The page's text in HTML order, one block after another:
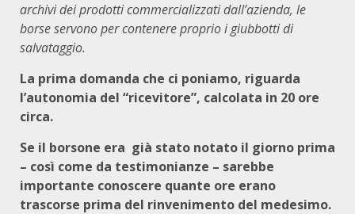
archivi dei prodotti commercializzati dall’azienda, le
borse servono per contenere proprio i giubbotti di
salvataggio.
La prima domanda che ci poniamo, riguarda
l’autonomia del “ricevitore”, calcolata in 20 ore
circa.
Se il borsone era già stato notato il giorno prima
– così come da testimonianze – sarebbe
importante conoscere quante ore erano
trascorse prima del rinvenimento del medesimo.